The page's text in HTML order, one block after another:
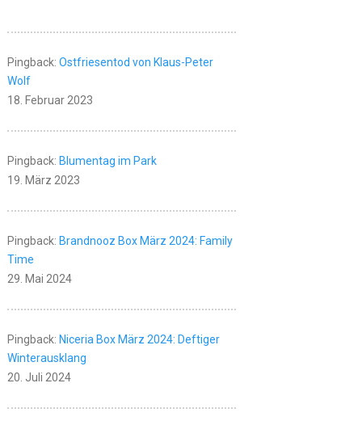
Pingback: Ostfriesentod von Klaus-Peter
Wolf
18. Februar 2023
Pingback: Blumentag im Park
19. März 2023
Pingback: Brandnooz Box März 2024: Family
Time
29. Mai 2024
Pingback: Niceria Box März 2024: Deftiger
Winterausklang
20. Juli 2024